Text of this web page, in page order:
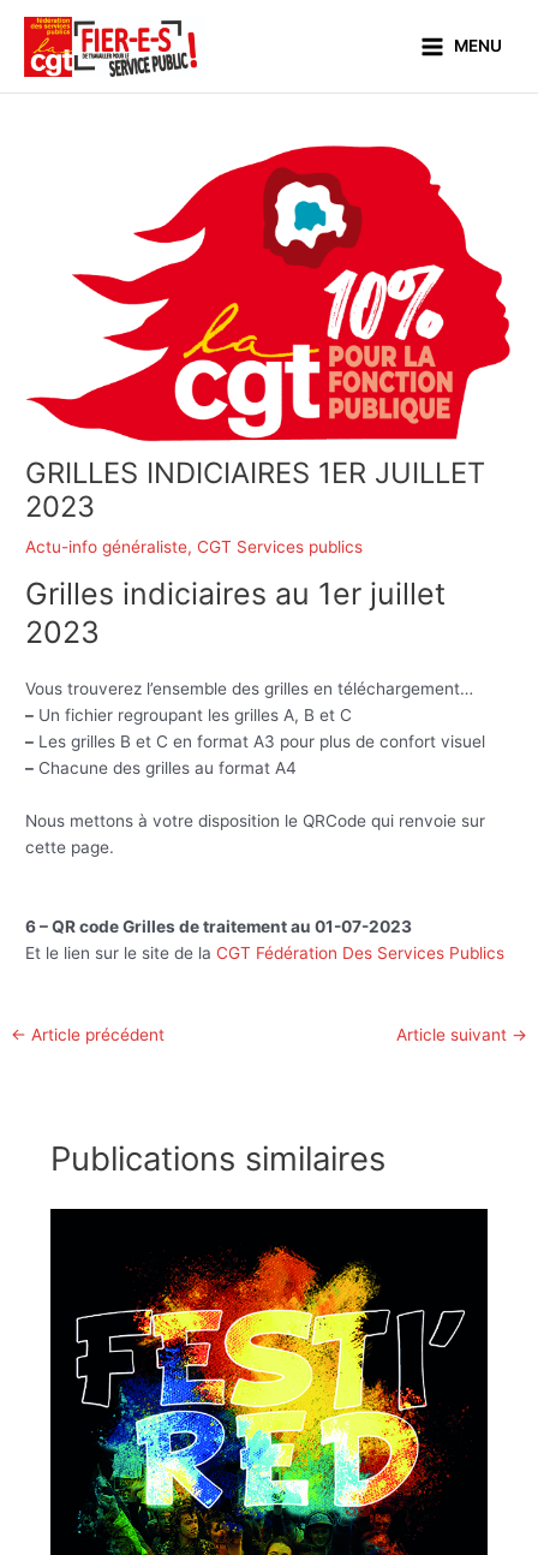
contenu
Menu
MENU
GRILLES INDICIAIRES 1ER JUILLET
2023
Actu-info généraliste,CGT Services publics
Grilles indiciaires au 1er juillet
2023
Vous trouverez l’ensemble des grilles en téléchargement…
– Un fichier regroupant les grilles A, B et C
– Les grilles B et C en format A3 pour plus de confort visuel
– Chacune des grilles au format A4
Nous mettons à votre disposition le QRCode qui renvoie sur
cette page.
6 – QR code Grilles de traitement au 01-07-2023
Et le lien sur le site de laCGT Fédération Des Services Publics
← Article précédent Article suivant →
Publications similaires